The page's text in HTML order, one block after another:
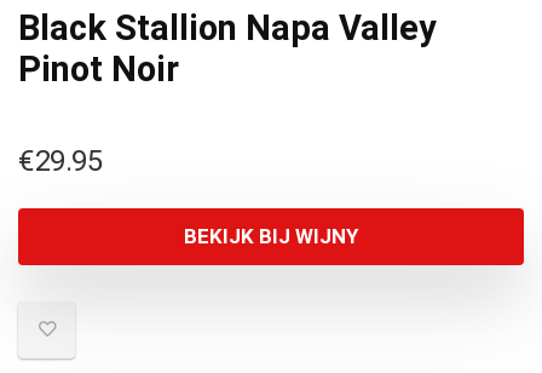
Black Stallion Napa Valley
Pinot Noir
€29.95
BEKIJK BIJ WIJNY